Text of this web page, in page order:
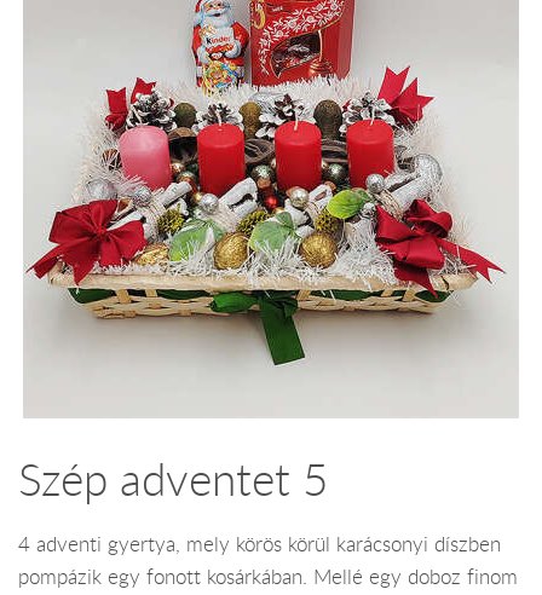
Szép adventet 5
4 adventi gyertya, mely körös körül karácsonyi díszben
pompázik egy fonott kosárkában. Mellé egy doboz finom